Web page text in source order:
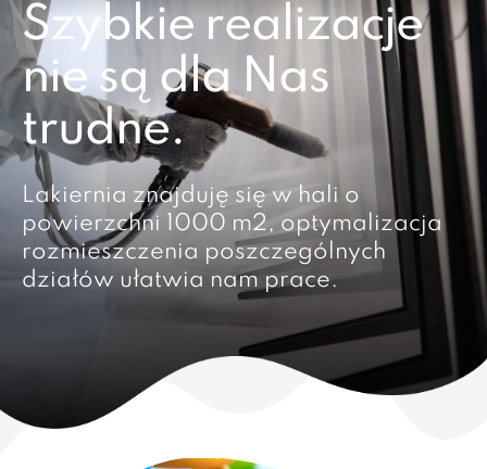
Szybkie realizacje
nie są dla Nas
trudne.
Lakiernia znajduję się w hali o
powierzchni 1000 m2, optymalizacja
rozmieszczenia poszczególnych
działów ułatwia nam prace.